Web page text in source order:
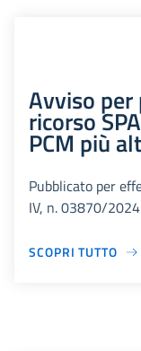
Avviso
ricorso
PCM più
Pubblicato per
IV, n. 03870/2024
SCOPRI TUTTO